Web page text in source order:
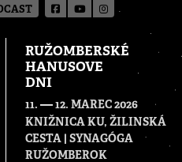
RUŽOMBERSKÉ
HANUSOVE
DNI
11. — 12. MAREC 2026
KNIŽNICA KU, ŽILINSKÁ
CESTA | SYNAGÓGA
RUŽOMBEROK